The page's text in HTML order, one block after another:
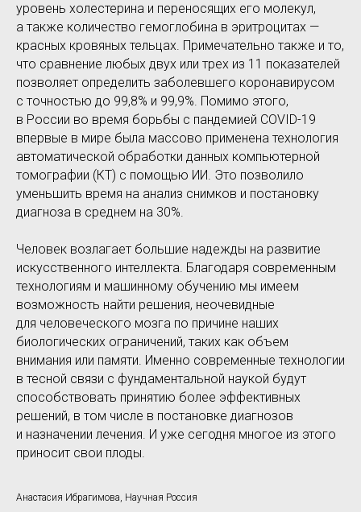
уровень холестерина и переносящих его молекул,
а также количество гемоглобина в эритроцитах —
красных кровяных тельцах. Примечательно также и то,
что сравнение любых двух или трех из 11 показателей
позволяет определить заболевшего коронавирусом
с точностью до 99,8% и 99,9%. Помимо этого,
в России во время борьбы с пандемией COVID-19
впервые в мире была массово применена технология
автоматической обработки данных компьютерной
томографии (КТ) с помощью ИИ. Это позволило
уменьшить время на анализ снимков и постановку
диагноза в среднем на 30%.
Человек возлагает большие надежды на развитие
искусственного интеллекта. Благодаря современным
технологиям и машинному обучению мы имеем
возможность найти решения, неочевидные
для человеческого мозга по причине наших
биологических ограничений, таких как объем
внимания или памяти. Именно современные технологии
в тесной связи с фундаментальной наукой будут
способствовать принятию более эффективных
решений, в том числе в постановке диагнозов
и назначении лечения. И уже сегодня многое из этого
приносит свои плоды.
Анастасия Ибрагимова, Научная Россия